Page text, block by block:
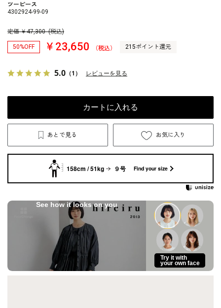
ツーピース
4302924-99-09
定価 ￥47,300 (税込)
50%OFF ￥23,650 （税込） 215ポイント還元
5.0 （1） レビューを見る
カートに入れる
あとで見る お気に入り
158cm / 51kg ９号 Find your size
See how it looks on you
Try it with
your own face